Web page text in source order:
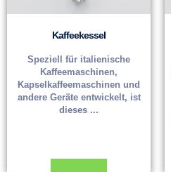
Kaffeekessel
Speziell für italienische
Kaffeemaschinen,
Kapselkaffeemaschinen und
andere Geräte entwickelt, ist
dieses ...